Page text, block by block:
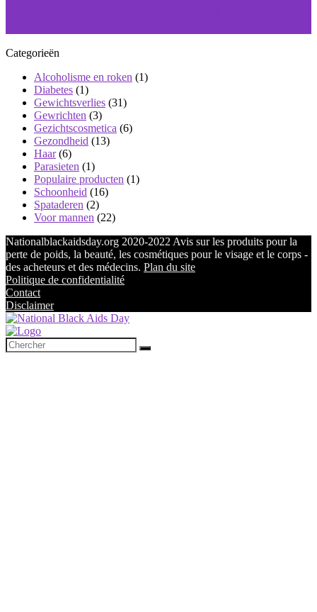
Categorieën
Alcoholisme en roken (1)
Diabetes (1)
Gewichtsverlies (31)
Gewrichten (3)
Gezichtscosmetica (6)
Gezondheid (13)
Haar(6)
Parasieten (1)
Populaire producten (1)
Schoonheid (16)
Spataderen (2)
Voor mannen (22)
Nationalblackaidsday.org 2020-2022 Avis sur les produits pour la
perte de poids, la beauté, les cosmétiques pour le visage et le corps -
des acheteurs et des médecins. Plan du site
Politique de confidentialité
Contact
Disclaimer